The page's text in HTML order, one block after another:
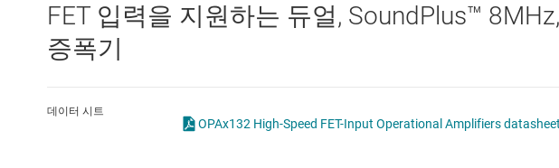
데이터 컨버터 인터페이스
연산 증폭기 (op amps) 전력 연산 증폭기
FET 입력을 지원하는 듀얼, SoundPlus™
증폭기
데이터 시트
OPAx132 High-Speed FET-Input Operational Amplifiers